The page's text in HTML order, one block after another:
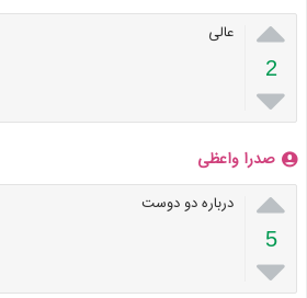

2

عالی
صدرا واعظی

5

درباره دو دوست